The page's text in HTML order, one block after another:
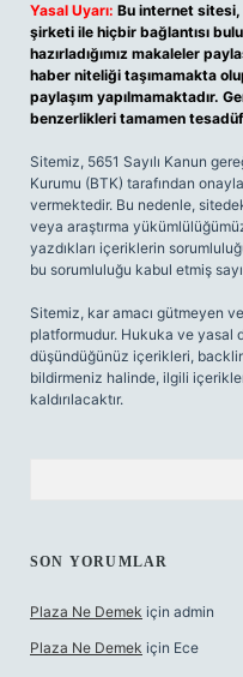
Yasal Uyarı: Bu internet sitesi,
şirketi ile hiçbir bağlantısı
hazırladığımız makaleler
haber niteliği taşımamakta
paylaşım yapılmamaktadır.
benzerlikleri tamamen
Sitemiz, 5651 Sayılı Kanun
Kurumu (BTK) tarafından
vermektedir. Bu nedenle,
veya araştırma
yazdıkları içeriklerin
bu sorumluluğu kabul etmiş
Sitemiz, kar amacı gütmeyen
platformudur. Hukuka ve yasal
düşündüğünüz içerikleri,
bildirmeniz halinde, ilgili
kaldırılacaktır.
SON YORUMLAR
Plaza Ne Demek için admin
Plaza Ne Demek için Ece